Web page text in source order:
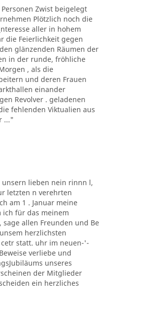
Zwist beigelegt
Plötzlich noch die
aller in hohem
die Feierlichkeit gegen
glänzenden Räumen der
in der runde, fröhliche
, als die
und deren Frauen
einander
Revolver . geladenen
fehlenden Viktualien aus
..."
lieben nein rinnn l,
letzten n verehrten
am 1 . Januar meine
ich für das meinem
allen Freunden und Be
herzlichsten
statt. uhr im neuen-'-
verliebe und
unseres
der Mitglieder
ein herzliches